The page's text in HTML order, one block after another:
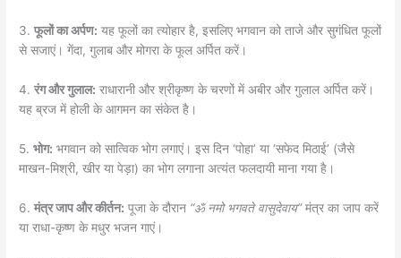
3.फूलों का अर्पण: यह फूलों का त्योहार है, इसलिए भगवान को ताजे और सुगंधित फूलों
से सजाएं। गेंदा, गुलाब और मोगरा के फूल अर्पित करें।
4.रंग और गुलाल: राधारानी और श्रीकृष्ण के चरणों में अबीर और गुलाल अर्पित करें।
यह ब्रज में होली के आगमन का संकेत है।
5.भोग: भगवान को सात्विक भोग लगाएं। इस दिन ‘पोहा’ या ‘सफेद मिठाई’ (जैसे
माखन-मिश्री, खीर या पेड़ा) का भोग लगाना अत्यंत फलदायी माना गया है।
6.मंत्र जाप और कीर्तन: पूजा के दौरान “ॐ नमो भगवते वासुदेवाय”मंत्र का जाप करें
या राधा-कृष्ण के मधुर भजन गाएं।